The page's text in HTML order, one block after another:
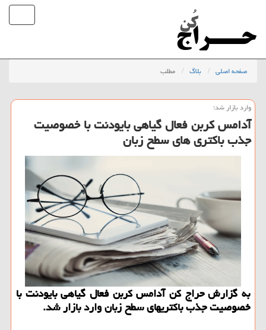
صفحه اصلی بلاگ مطلب
وارد بازار شد؛
آدامس كربن فعال گیاهی بایودنت با خصوصیت
جذب باكتری‏ های سطح زبان
به گزارش حراج کن آدامس کربن فعال گیاهی بایودنت با
خصوصیت جذب باکتریهای سطح زبان وارد بازار شد.